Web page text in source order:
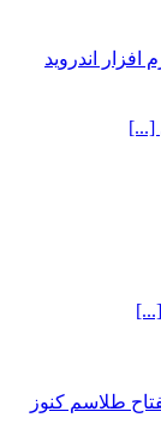
افزار اندروید
[...]
طلاسم کنوز